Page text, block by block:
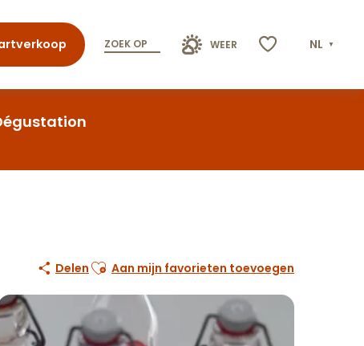
ZOEK OP WEER NL
Delen Ajouter aux favoris
Aan mijn favorieten toevoegen